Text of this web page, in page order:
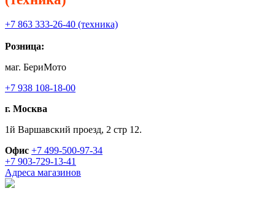
+7 863 333-26-40 (техника)
Розница:
маг. БериМото
+7 938 108-18-00
г. Москва
1й Варшавский проезд, 2 стр 12.
Офис +7 499-500-97-34
+7 903-729-13-41
Адреса магазинов